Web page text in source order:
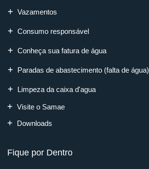
Vazamentos
Consumo responsável
Conheça sua fatura de água
Paradas de abastecimento (falta de água)
Limpeza da caixa d'agua
Visite o Samae
Downloads
Fique por Dentro